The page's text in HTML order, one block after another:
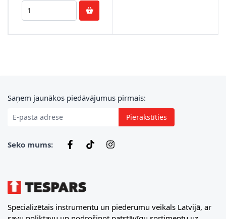
E-pasta adrese
Saņem jaunākos piedāvājumus pirmais:
Pierakstīties
Seko mums:
Specializētais instrumentu un piederumu veikals Latvijā, ar